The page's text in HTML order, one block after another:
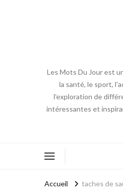
Les Mots Du Jour est
la santé, le sport,
l'exploration de
intéressantes et
Accueil taches de